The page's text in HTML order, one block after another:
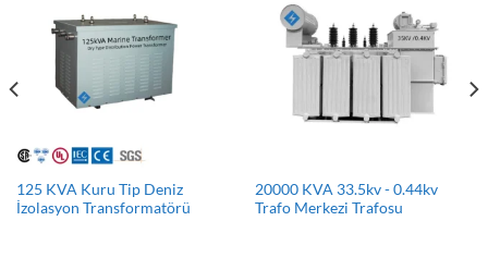
125 KVA Kuru Tip Deniz
İzolasyon Transformatörü
20000 KVA 33.5kv - 0.44kv
Trafo Merkezi Trafosu